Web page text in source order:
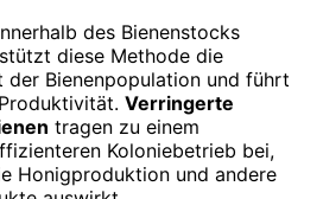
des Bienenstocks
diese Methode die
der Bienenpopulation und führt
Verringerte
tragen zu einem
Koloniebetrieb bei,
Honigproduktion und andere